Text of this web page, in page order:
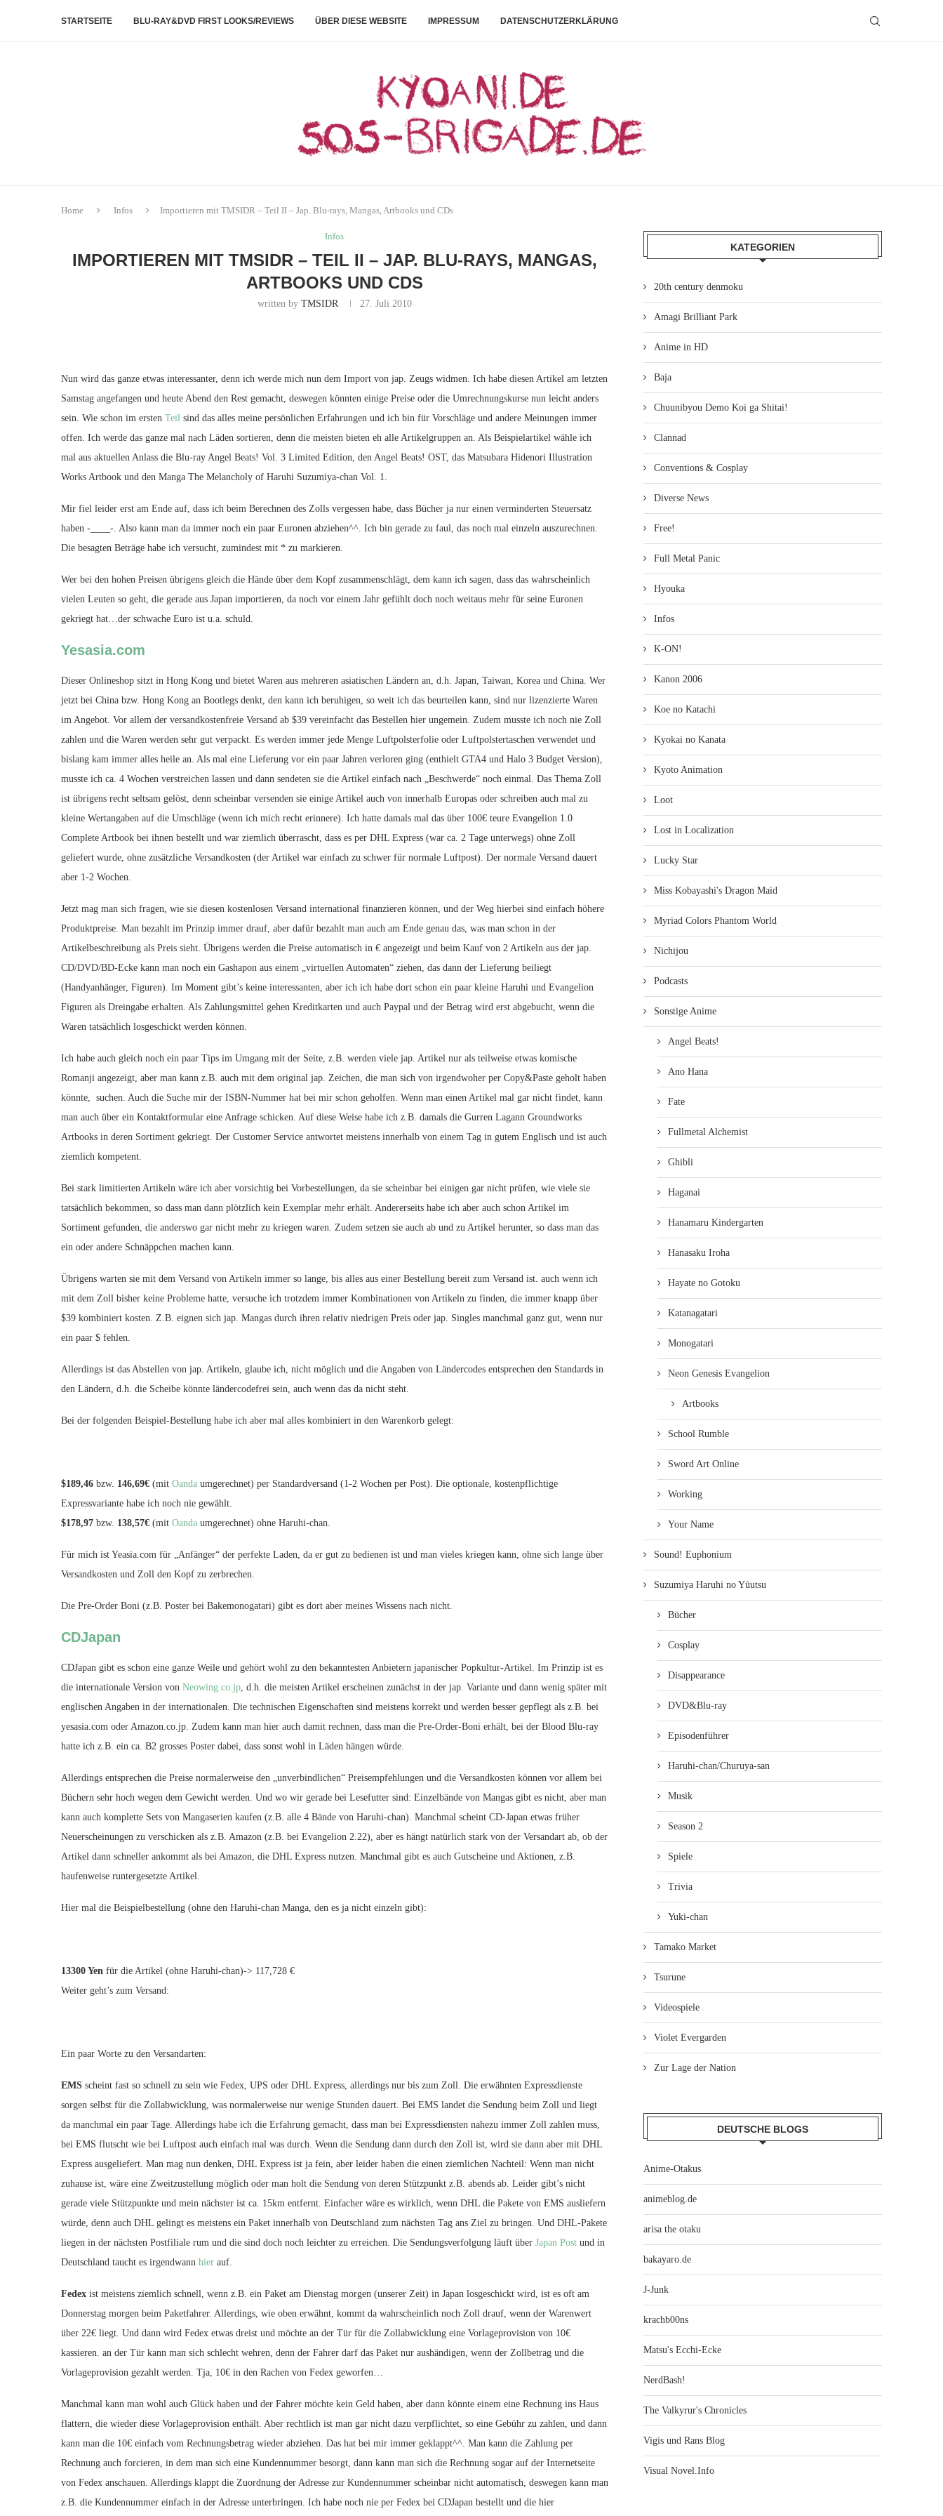
STARTSEITE BLU-RAY&DVD FIRST LOOKS/REVIEWS ÜBER DIESE WEBSITE IMPRESSUM DATENSCHUTZERKLÄRUNG
Home Infos Importieren mit TMSIDR – Teil II – Jap. Blu-rays, Mangas, Artbooks und CDs
Infos
IMPORTIEREN MIT TMSIDR – TEIL II – JAP. BLU-RAYS, MANGAS,
ARTBOOKS UND CDS
written by TMSIDR 27. Juli 2010
Nun wird das ganze etwas interessanter, denn ich werde mich nun dem Import von jap. Zeugs widmen. Ich habe diesen Artikel am letzten
Samstag angefangen und heute Abend den Rest gemacht, deswegen könnten einige Preise oder die Umrechnungskurse nun leicht anders
sein. Wie schon im ersten Teil sind das alles meine persönlichen Erfahrungen und ich bin für Vorschläge und andere Meinungen immer
offen. Ich werde das ganze mal nach Läden sortieren, denn die meisten bieten eh alle Artikelgruppen an. Als Beispielartikel wähle ich
mal aus aktuellen Anlass die Blu-ray Angel Beats! Vol. 3 Limited Edition, den Angel Beats! OST, das Matsubara Hidenori Illustration
Works Artbook und den Manga The Melancholy of Haruhi Suzumiya-chan Vol. 1.
Mir fiel leider erst am Ende auf, dass ich beim Berechnen des Zolls vergessen habe, dass Bücher ja nur einen verminderten Steuersatz
haben -____-. Also kann man da immer noch ein paar Euronen abziehen^^. Ich bin gerade zu faul, das noch mal einzeln auszurechnen.
Die besagten Beträge habe ich versucht, zumindest mit * zu markieren.
Wer bei den hohen Preisen übrigens gleich die Hände über dem Kopf zusammenschlägt, dem kann ich sagen, dass das wahrscheinlich
vielen Leuten so geht, die gerade aus Japan importieren, da noch vor einem Jahr gefühlt doch noch weitaus mehr für seine Euronen
gekriegt hat…der schwache Euro ist u.a. schuld.
Yesasia.com
Dieser Onlineshop sitzt in Hong Kong und bietet Waren aus mehreren asiatischen Ländern an, d.h. Japan, Taiwan, Korea und China. Wer
jetzt bei China bzw. Hong Kong an Bootlegs denkt, den kann ich beruhigen, so weit ich das beurteilen kann, sind nur lizenzierte Waren
im Angebot. Vor allem der versandkostenfreie Versand ab $39 vereinfacht das Bestellen hier ungemein. Zudem musste ich noch nie Zoll
zahlen und die Waren werden sehr gut verpackt. Es werden immer jede Menge Luftpolsterfolie oder Luftpolstertaschen verwendet und
bislang kam immer alles heile an. Als mal eine Lieferung vor ein paar Jahren verloren ging (enthielt GTA4 und Halo 3 Budget Version),
musste ich ca. 4 Wochen verstreichen lassen und dann sendeten sie die Artikel einfach nach „Beschwerde“ noch einmal. Das Thema Zoll
ist übrigens recht seltsam gelöst, denn scheinbar versenden sie einige Artikel auch von innerhalb Europas oder schreiben auch mal zu
kleine Wertangaben auf die Umschläge (wenn ich mich recht erinnere). Ich hatte damals mal das über 100€ teure Evangelion 1.0
Complete Artbook bei ihnen bestellt und war ziemlich überrascht, dass es per DHL Express (war ca. 2 Tage unterwegs) ohne Zoll
geliefert wurde, ohne zusätzliche Versandkosten (der Artikel war einfach zu schwer für normale Luftpost). Der normale Versand dauert
aber 1-2 Wochen.
Jetzt mag man sich fragen, wie sie diesen kostenlosen Versand international finanzieren können, und der Weg hierbei sind einfach höhere
Produktpreise. Man bezahlt im Prinzip immer drauf, aber dafür bezahlt man auch am Ende genau das, was man schon in der
Artikelbeschreibung als Preis sieht. Übrigens werden die Preise automatisch in € angezeigt und beim Kauf von 2 Artikeln aus der jap.
CD/DVD/BD-Ecke kann man noch ein Gashapon aus einem „virtuellen Automaten“ ziehen, das dann der Lieferung beiliegt
(Handyanhänger, Figuren). Im Moment gibt’s keine interessanten, aber ich ich habe dort schon ein paar kleine Haruhi und Evangelion
Figuren als Dreingabe erhalten. Als Zahlungsmittel gehen Kreditkarten und auch Paypal und der Betrag wird erst abgebucht, wenn die
Waren tatsächlich losgeschickt werden können.
Ich habe auch gleich noch ein paar Tips im Umgang mit der Seite, z.B. werden viele jap. Artikel nur als teilweise etwas komische
Romanji angezeigt, aber man kann z.B. auch mit dem original jap. Zeichen, die man sich von irgendwoher per Copy&Paste geholt haben
könnte, suchen. Auch die Suche mir der ISBN-Nummer hat bei mir schon geholfen. Wenn man einen Artikel mal gar nicht findet, kann
man auch über ein Kontaktformular eine Anfrage schicken. Auf diese Weise habe ich z.B. damals die Gurren Lagann Groundworks
Artbooks in deren Sortiment gekriegt. Der Customer Service antwortet meistens innerhalb von einem Tag in gutem Englisch und ist auch
ziemlich kompetent.
Bei stark limitierten Artikeln wäre ich aber vorsichtig bei Vorbestellungen, da sie scheinbar bei einigen gar nicht prüfen, wie viele sie
tatsächlich bekommen, so dass man dann plötzlich kein Exemplar mehr erhält. Andererseits habe ich aber auch schon Artikel im
Sortiment gefunden, die anderswo gar nicht mehr zu kriegen waren. Zudem setzen sie auch ab und zu Artikel herunter, so dass man das
ein oder andere Schnäppchen machen kann.
Übrigens warten sie mit dem Versand von Artikeln immer so lange, bis alles aus einer Bestellung bereit zum Versand ist. auch wenn ich
mit dem Zoll bisher keine Probleme hatte, versuche ich trotzdem immer Kombinationen von Artikeln zu finden, die immer knapp über
$39 kombiniert kosten. Z.B. eignen sich jap. Mangas durch ihren relativ niedrigen Preis oder jap. Singles manchmal ganz gut, wenn nur
ein paar $ fehlen.
Allerdings ist das Abstellen von jap. Artikeln, glaube ich, nicht möglich und die Angaben von Ländercodes entsprechen den Standards in
den Ländern, d.h. die Scheibe könnte ländercodefrei sein, auch wenn das da nicht steht.
Bei der folgenden Beispiel-Bestellung habe ich aber mal alles kombiniert in den Warenkorb gelegt:
$189,46 bzw. 146,69€ (mit Oanda umgerechnet) per Standardversand (1-2 Wochen per Post). Die optionale, kostenpflichtige
Expressvariante habe ich noch nie gewählt.
$178,97 bzw. 138,57€ (mit Oanda umgerechnet) ohne Haruhi-chan.
Für mich ist Yeasia.com für „Anfänger“ der perfekte Laden, da er gut zu bedienen ist und man vieles kriegen kann, ohne sich lange über
Versandkosten und Zoll den Kopf zu zerbrechen.
Die Pre-Order Boni (z.B. Poster bei Bakemonogatari) gibt es dort aber meines Wissens nach nicht.
CDJapan
CDJapan gibt es schon eine ganze Weile und gehört wohl zu den bekanntesten Anbietern japanischer Popkultur-Artikel. Im Prinzip ist es
die internationale Version von Neowing.co.jp, d.h. die meisten Artikel erscheinen zunächst in der jap. Variante und dann wenig später mit
englischen Angaben in der internationalen. Die technischen Eigenschaften sind meistens korrekt und werden besser gepflegt als z.B. bei
yesasia.com oder Amazon.co.jp. Zudem kann man hier auch damit rechnen, dass man die Pre-Order-Boni erhält, bei der Blood Blu-ray
hatte ich z.B. ein ca. B2 grosses Poster dabei, dass sonst wohl in Läden hängen würde.
Allerdings entsprechen die Preise normalerweise den „unverbindlichen“ Preisempfehlungen und die Versandkosten können vor allem bei
Büchern sehr hoch wegen dem Gewicht werden. Und wo wir gerade bei Lesefutter sind: Einzelbände von Mangas gibt es nicht, aber man
kann auch komplette Sets von Mangaserien kaufen (z.B. alle 4 Bände von Haruhi-chan). Manchmal scheint CD-Japan etwas früher
Neuerscheinungen zu verschicken als z.B. Amazon (z.B. bei Evangelion 2.22), aber es hängt natürlich stark von der Versandart ab, ob der
Artikel dann schneller ankommt als bei Amazon, die DHL Express nutzen. Manchmal gibt es auch Gutscheine und Aktionen, z.B.
haufenweise runtergesetzte Artikel.
Hier mal die Beispielbestellung (ohne den Haruhi-chan Manga, den es ja nicht einzeln gibt):
13300 Yen für die Artikel (ohne Haruhi-chan)-> 117,728 €
Weiter geht’s zum Versand:
Ein paar Worte zu den Versandarten:
EMS scheint fast so schnell zu sein wie Fedex, UPS oder DHL Express, allerdings nur bis zum Zoll. Die erwähnten Expressdienste
sorgen selbst für die Zollabwicklung, was normalerweise nur wenige Stunden dauert. Bei EMS landet die Sendung beim Zoll und liegt
da manchmal ein paar Tage. Allerdings habe ich die Erfahrung gemacht, dass man bei Expressdiensten nahezu immer Zoll zahlen muss,
bei EMS flutscht wie bei Luftpost auch einfach mal was durch. Wenn die Sendung dann durch den Zoll ist, wird sie dann aber mit DHL
Express ausgeliefert. Man mag nun denken, DHL Express ist ja fein, aber leider haben die einen ziemlichen Nachteil: Wenn man nicht
zuhause ist, wäre eine Zweitzustellung möglich oder man holt die Sendung von deren Stützpunkt z.B. abends ab. Leider gibt’s nicht
gerade viele Stützpunkte und mein nächster ist ca. 15km entfernt. Einfacher wäre es wirklich, wenn DHL die Pakete von EMS ausliefern
würde, denn auch DHL gelingt es meistens ein Paket innerhalb von Deutschland zum nächsten Tag ans Ziel zu bringen. Und DHL-Pakete
liegen in der nächsten Postfiliale rum und die sind doch noch leichter zu erreichen. Die Sendungsverfolgung läuft über Japan Post und in
Deutschland taucht es irgendwann hier auf.
Fedex ist meistens ziemlich schnell, wenn z.B. ein Paket am Dienstag morgen (unserer Zeit) in Japan losgeschickt wird, ist es oft am
Donnerstag morgen beim Paketfahrer. Allerdings, wie oben erwähnt, kommt da wahrscheinlich noch Zoll drauf, wenn der Warenwert
über 22€ liegt. Und dann wird Fedex etwas dreist und möchte an der Tür für die Zollabwicklung eine Vorlageprovision von 10€
kassieren. an der Tür kann man sich schlecht wehren, denn der Fahrer darf das Paket nur aushändigen, wenn der Zollbetrag und die
Vorlageprovision gezahlt werden. Tja, 10€ in den Rachen von Fedex geworfen…
Manchmal kann man wohl auch Glück haben und der Fahrer möchte kein Geld haben, aber dann könnte einem eine Rechnung ins Haus
flattern, die wieder diese Vorlageprovision enthält. Aber rechtlich ist man gar nicht dazu verpflichtet, so eine Gebühr zu zahlen, und dann
kann man die 10€ einfach vom Rechnungsbetrag wieder abziehen. Das hat bei mir immer geklappt^^. Man kann die Zahlung per
Rechnung auch forcieren, in dem man sich eine Kundennummer besorgt, dann kann man sich die Rechnung sogar auf der Internetseite
von Fedex anschauen. Allerdings klappt die Zuordnung der Adresse zur Kundennummer scheinbar nicht automatisch, deswegen kann man
z.B. die Kundennummer einfach in der Adresse unterbringen. Ich habe noch nie per Fedex bei CDJapan bestellt und die hier
KATEGORIEN
20th century denmoku
Amagi Brilliant Park
Anime in HD
Baja
Chuunibyou Demo Koi ga Shitai!
Clannad
Conventions & Cosplay
Diverse News
Free!
Full Metal Panic
Hyouka
Infos
K-ON!
Kanon 2006
Koe no Katachi
Kyokai no Kanata
Kyoto Animation
Loot
Lost in Localization
Lucky Star
Miss Kobayashi's Dragon Maid
Myriad Colors Phantom World
Nichijou
Podcasts
Sonstige Anime
Angel Beats!
Ano Hana
Fate
Fullmetal Alchemist
Ghibli
Haganai
Hanamaru Kindergarten
Hanasaku Iroha
Hayate no Gotoku
Katanagatari
Monogatari
Neon Genesis Evangelion
Artbooks
School Rumble
Sword Art Online
Working
Your Name
Sound! Euphonium
Suzumiya Haruhi no Yūutsu
Bücher
Cosplay
Disappearance
DVD&Blu-ray
Episodenführer
Haruhi-chan/Churuya-san
Musik
Season 2
Spiele
Trivia
Yuki-chan
Tamako Market
Tsurune
Videospiele
Violet Evergarden
Zur Lage der Nation
DEUTSCHE BLOGS
Anime-Otakus
animeblog.de
arisa the otaku
bakayaro.de
J-Junk
krachb00ns
Matsu's Ecchi-Ecke
NerdBash!
The Valkyrur's Chronicles
Vigis und Rans Blog
Visual Novel.Info